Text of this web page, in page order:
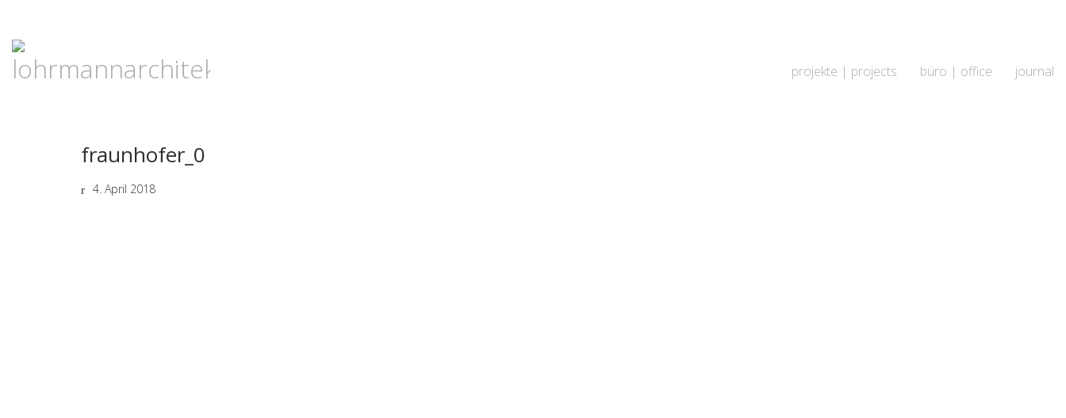
projekte | projects büro | office journal
fraunhofer_0
4. April 2018